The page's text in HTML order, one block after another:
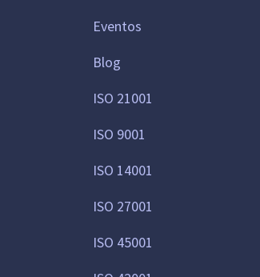
Eventos
Blog
ISO 21001
ISO 9001
ISO 14001
ISO 27001
ISO 45001